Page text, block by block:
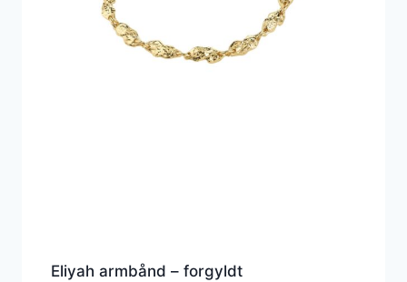
Eliyah armbånd – forgyldt